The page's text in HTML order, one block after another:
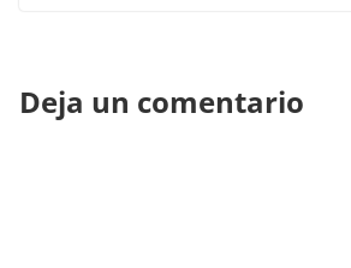
Deja un comentario